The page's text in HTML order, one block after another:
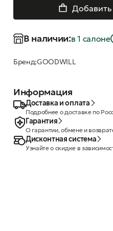
Добавить
В наличии:в 1 салонe
Бренд:GOODWILL
Информация
Доставка и оплата
Подробнее о доставке по
Гарантия
О гарантии, обмене и
Дисконтная система
Узнайте о скидке в